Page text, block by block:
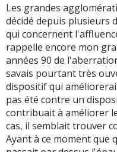
Les grandes
décidé depuis plusieurs
qui concernent
rappelle encore mon
années 90 de
savais pourtant très
dispositif qui
pas été contre un
contribuait à améliorer
cas, il semblait trouver
Ayant à ce moment que